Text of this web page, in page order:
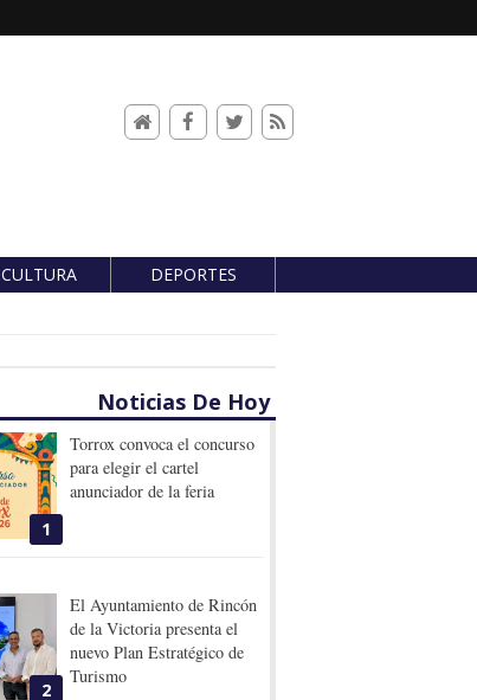
CULTURA DEPORTES
Noticias De Hoy
1
Torrox convoca el concurso
para elegir el cartel
anunciador de la feria
2
El Ayuntamiento de Rincón
de la Victoria presenta el
nuevo Plan Estratégico de
Turismo